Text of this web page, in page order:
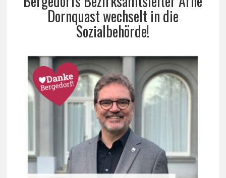
Dornquast wechselt in die
Sozialbehörde!